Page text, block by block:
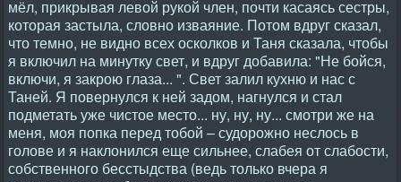
мёл, прикрывая левой рукой член, почти касаясь сестры,
которая застыла, словно изваяние. Потом вдруг сказал,
что темно, не видно всех осколков и Таня сказала, чтобы
я включил на минутку свет, и вдруг добавила: "Не бойся,
включи, я закрою глаза... ". Свет залил кухню и нас с
Таней. Я повернулся к ней задом, нагнулся и стал
подметать уже чистое место... ну, ну, ну... смотри же на
меня, моя попка перед тобой – судорожно неслось в
голове и я наклонился еще сильнее, слабея от слабости,
собственного бесстыдства (ведь только вчера я